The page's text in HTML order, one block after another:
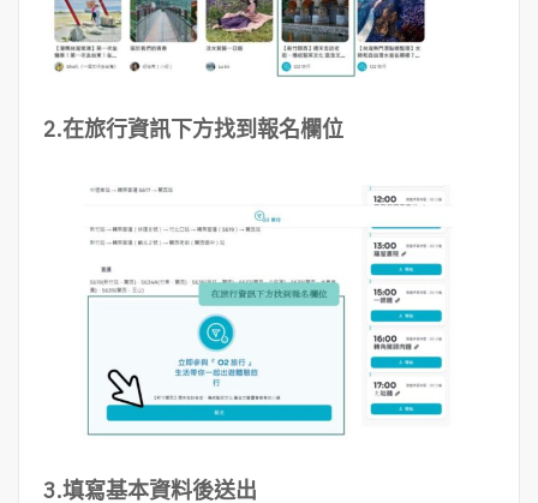
2.在旅行資訊下方找到報名欄位
3.填寫基本資料後送出